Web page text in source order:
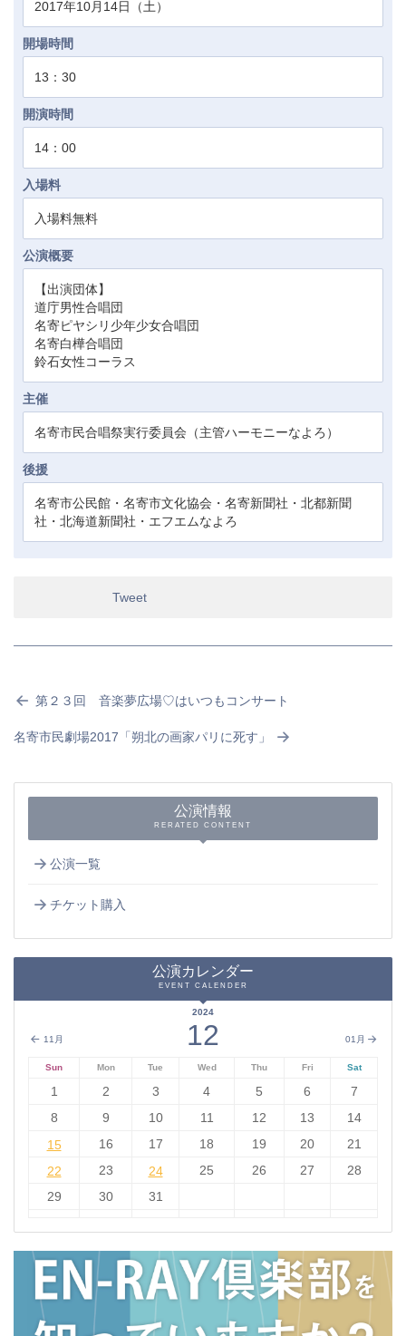
2017年10月14日（土）
開場時間
13：30
開演時間
14：00
入場料
入場料無料
公演概要
【出演団体】
道庁男性合唱団
名寄ピヤシリ少年少女合唱団
名寄白樺合唱団
鈴石女性コーラス
主催
名寄市民合唱祭実行委員会（主管ハーモニーなよろ）
後援
名寄市公民館・名寄市文化協会・名寄新聞社・北都新聞
社・北海道新聞社・エフエムなよろ
Tweet
第２３回 音楽夢広場♡はいつもコンサート
名寄市民劇場2017「朔北の画家パリに死す」
公演情報
RERATED CONTENT
公演一覧
チケット購入
公演カレンダー
EVENT CALENDER
11月 01月
2024
12
Sun Mon Tue Wed Thu Fri Sat
1 2 3 4 5 6
7
8
9 10 11 12 13
14
15
15 16 17 18 19 20
21
22
22 23 24
24 25 26 27
28
29
30 31